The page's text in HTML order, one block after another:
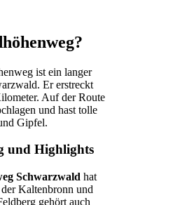
ist ein langer
Er erstreckt
Auf der Route
und hast tolle
Gipfel.
und Highlights
Schwarzwald hat
Kaltenbronn und
gehört auch